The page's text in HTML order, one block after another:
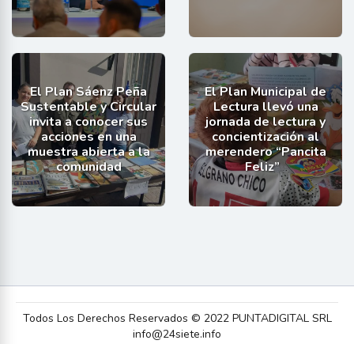
El Plan Sáenz Peña
Sustentable y Circular
invita a conocer sus
acciones en una
muestra abierta a la
comunidad
El Plan Municipal de
Lectura llevó una
jornada de lectura y
concientización al
merendero “Pancita
Feliz”
Todos Los Derechos Reservados © 2022 PUNTADIGITAL SRL
info@24siete.info